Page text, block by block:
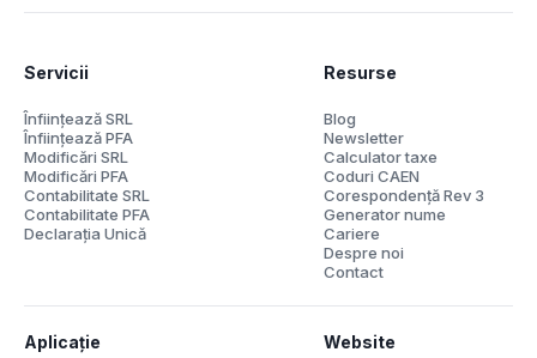
Servicii
Înființează SRL
Înființează PFA
Modificări SRL
Modificări PFA
Contabilitate SRL
Contabilitate PFA
Declarația Unică
Resurse
Blog
Newsletter
Calculator taxe
Coduri CAEN
Corespondență Rev 3
Generator nume
Cariere
Despre noi
Contact
Aplicație Website